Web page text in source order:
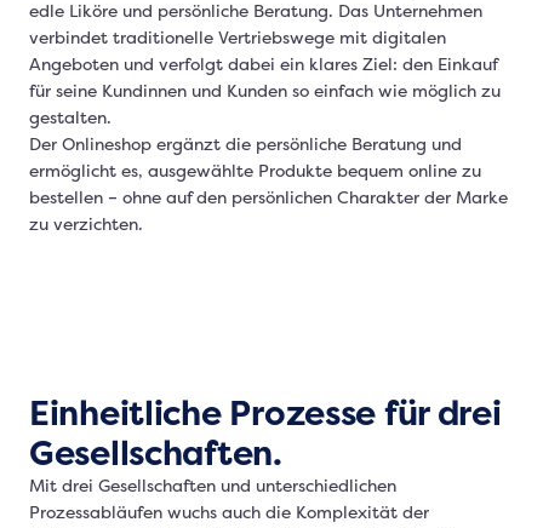
edle Liköre und persönliche Beratung. Das Unternehmen
verbindet traditionelle Vertriebswege mit digitalen
Angeboten und verfolgt dabei ein klares Ziel: den Einkauf
für seine Kundinnen und Kunden so einfach wie möglich zu
gestalten.
Der Onlineshop ergänzt die persönliche Beratung und
ermöglicht es, ausgewählte Produkte bequem online zu
bestellen – ohne auf den persönlichen Charakter der Marke
zu verzichten.
Einheitliche Prozesse für drei
Gesellschaften.
Mit drei Gesellschaften und unterschiedlichen
Prozessabläufen wuchs auch die Komplexität der